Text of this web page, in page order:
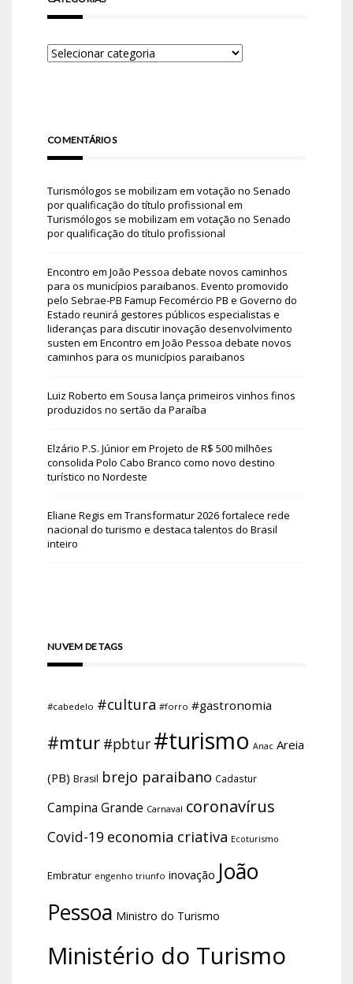
COMENTÁRIOS
Turismólogos se mobilizam em votação no Senado
por qualificação do título profissional em
Turismólogos se mobilizam em votação no Senado
por qualificação do título profissional
Encontro em João Pessoa debate novos caminhos
para os municípios paraibanos. Evento promovido
pelo Sebrae-PB Famup Fecomércio PB e Governo do
Estado reunirá gestores públicos especialistas e
lideranças para discutir inovação desenvolvimento
susten em Encontro em João Pessoa debate novos
caminhos para os municípios paraibanos
Luiz Roberto em Sousa lança primeiros vinhos finos
produzidos no sertão da Paraíba
Elzário P.S. Júniorem Projeto de R$ 500 milhões
consolida Polo Cabo Branco como novo destino
turístico no Nordeste
Eliane Regis em Transformatur 2026 fortalece rede
nacional do turismo e destaca talentos do Brasil
inteiro
NUVEM DE TAGS
#cabedelo #cultura #forro #gastronomia
#mtur #pbtur #turismo Anac Areia
(PB) Brasil brejo paraibano Cadastur
Campina Grande Carnaval coronavírus
Covid-19 economia criativa Ecoturismo
Embratur engenho triunfo inovação João
Pessoa Ministro do Turismo
Ministério do Turismo